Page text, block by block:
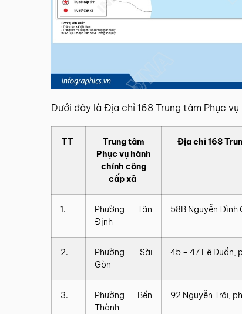
Dưới đây là Địa chỉ 168 Trung tâm Phục
TT
Trung tâm
Phục vụ hành
chính công
cấp xã
Địa chỉ 168
1.
Phường Tân
Định
58B Nguyễn Đình
2.
Phường Sài
Gòn
45 – 47 Lê Duẩn,
3.
Phường Bến
Thành
92 Nguyễn Trãi,